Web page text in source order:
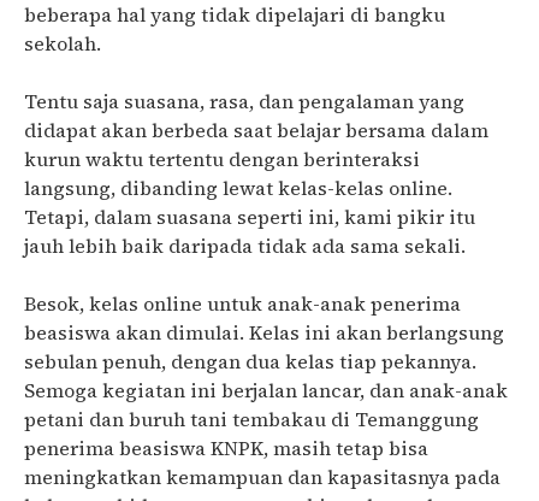
beberapa hal yang tidak dipelajari di bangku
sekolah.
Tentu saja suasana, rasa, dan pengalaman yang
didapat akan berbeda saat belajar bersama dalam
kurun waktu tertentu dengan berinteraksi
langsung, dibanding lewat kelas-kelas online.
Tetapi, dalam suasana seperti ini, kami pikir itu
jauh lebih baik daripada tidak ada sama sekali.
Besok, kelas online untuk anak-anak penerima
beasiswa akan dimulai. Kelas ini akan berlangsung
sebulan penuh, dengan dua kelas tiap pekannya.
Semoga kegiatan ini berjalan lancar, dan anak-anak
petani dan buruh tani tembakau di Temanggung
penerima beasiswa KNPK, masih tetap bisa
meningkatkan kemampuan dan kapasitasnya pada